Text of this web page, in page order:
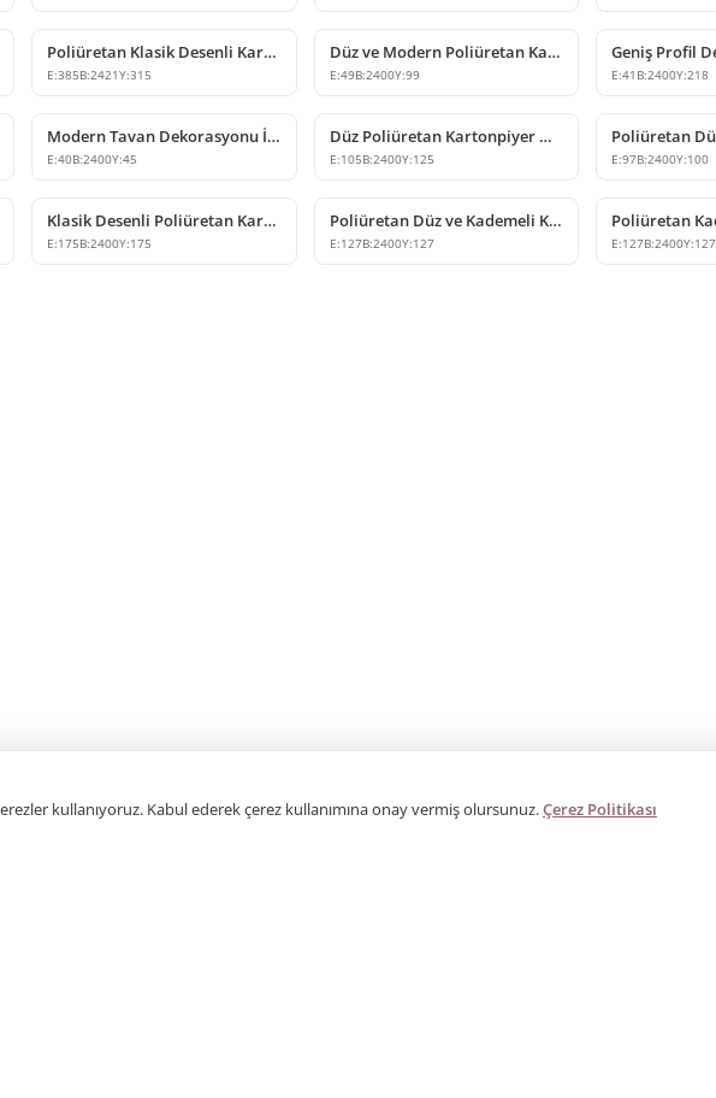
Poliüretan Klasik Desenli Kartonpiyer Tavan Profili
E:385B:2421Y:315
Düz ve Modern Poliüretan Kartonpiyer Modeli
E:49B:2400Y:99 E:41 B:2400Y:218
Modern Tavan Dekorasyonu İçin Poliüretan Düz Kartonpiyer
E:40B:2400Y:45
Düz Poliüretan Kartonpiyer Modeli P83076
E:105B:2400Y:125 E:97B:2400Y:100
Klasik Desenli Poliüretan Kartonpiyer Modelleri
E:175B:2400Y:175
Poliüretan Düz ve Kademeli Kartonpiyer Modelleri
E:127B:2400Y:127 E:127B:2400Y:127
kullanıyoruz. Kabul ederek çerez kullanımına onay vermiş olursunuz.Çerez Politikası